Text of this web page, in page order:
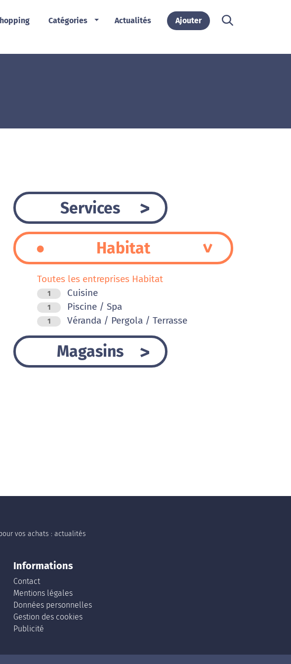
Catégories Actualités Ajouter
Services
Habitat
Toutes les entreprises Habitat
1 Cuisine
1 Piscine / Spa
1 Véranda / Pergola / Terrasse
Magasins
vos achats : actualités
Informations
Contact
Mentions légales
Données personnelles
Gestion des cookies
Publicité